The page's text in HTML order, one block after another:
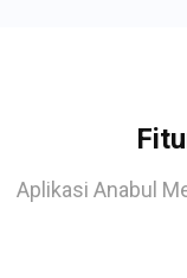
Aplikasi Anabul